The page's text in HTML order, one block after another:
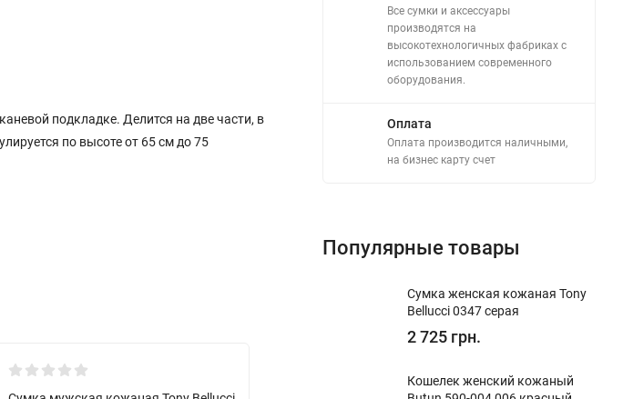
подкладке. Делится на две части, в
по высоте от 65 см до 75
New!
Все сумки и аксессуары
производятся на
высокотехнологичных фабриках с
использованием современного
оборудования.
Оплата
Оплата производится наличными,
на бизнес карту счет
Популярные товары
Сумка женская кожаная Tony
Bellucci 0347 серая
2 725 грн.
Кошелек женский кожаный